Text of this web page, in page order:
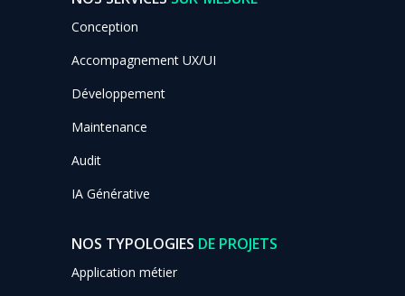
Conception
Accompagnement UX/UI
Développement
Maintenance
Audit
IA Générative
NOS TYPOLOGIES DE PROJETS
Application métier